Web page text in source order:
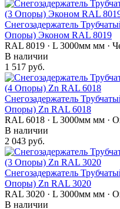
Снегозадержатель
Опоры) Эконом RAL 8019
RAL 8019 · L 3000мм мм ·
В наличии
1 517 руб.
Снегозадержатель
Опоры) Zn RAL 6018
RAL 6018 · L 3000мм мм ·
В наличии
2 043 руб.
Снегозадержатель
Опоры) Zn RAL 3020
RAL 3020 · L 3000мм мм ·
В наличии